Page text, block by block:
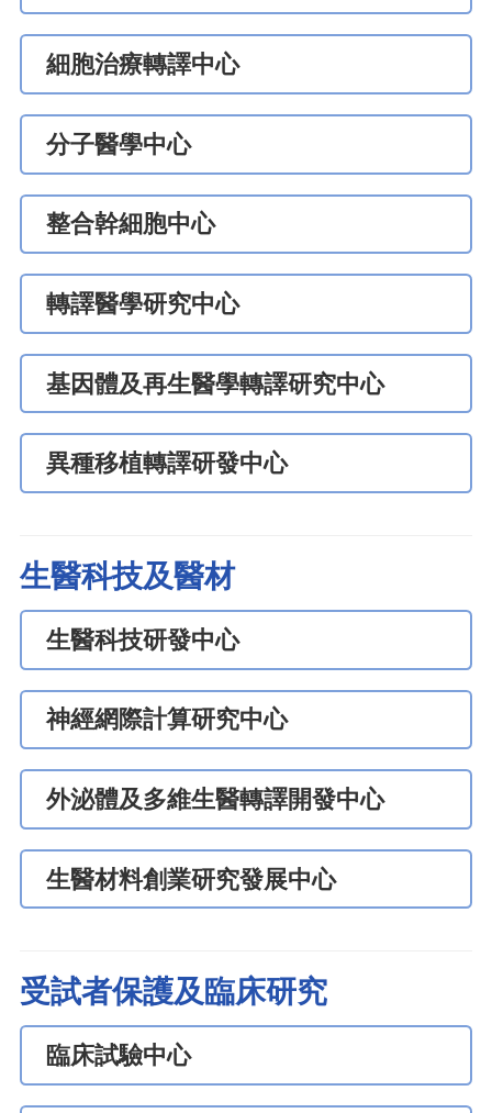
細胞治療轉譯中心
分子醫學中心
整合幹細胞中心
轉譯醫學研究中心
基因體及再生醫學轉譯研究中心
異種移植轉譯研發中心
生醫科技及醫材
生醫科技研發中心
神經網際計算研究中心
外泌體及多維生醫轉譯開發中心
生醫材料創業研究發展中心
受試者保護及臨床研究
臨床試驗中心